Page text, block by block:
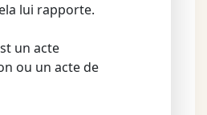
lui rapporte.
un acte
ou un acte de